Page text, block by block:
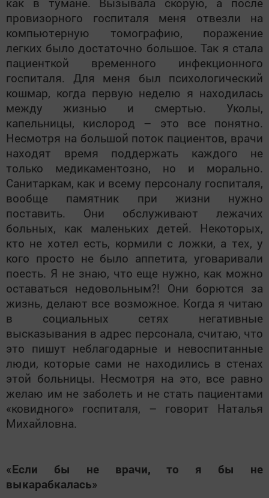
провизорного госпиталя меня отвезли на
компьютерную томографию, поражение
легких было достаточно большое. Так я стала
пациенткой временного инфекционного
госпиталя. Для меня был психологический
кошмар, когда первую неделю я находилась
между жизнью и смертью. Уколы,
капельницы, кислород – это все понятно.
Несмотря на большой поток пациентов, врачи
находят время поддержать каждого не
только медикаментозно, но и морально.
Санитаркам, как и всему персоналу госпиталя,
вообще памятник при жизни нужно
поставить. Они обслуживают лежачих
больных, как маленьких детей. Некоторых,
кто не хотел есть, кормили с ложки, а тех, у
кого просто не было аппетита, уговаривали
поесть. Я не знаю, что еще нужно, как можно
оставаться недовольным?! Они борются за
жизнь, делают все возможное. Когда я читаю
в социальных сетях негативные
высказывания в адрес персонала, считаю, что
это пишут неблагодарные и невоспитанные
люди, которые сами не находились в стенах
этой больницы. Несмотря на это, все равно
желаю им не заболеть и не стать пациентами
«ковидного» госпиталя, – говорит Наталья
Михайловна.
«Если бы не врачи, то я бы не
выкарабкалась»